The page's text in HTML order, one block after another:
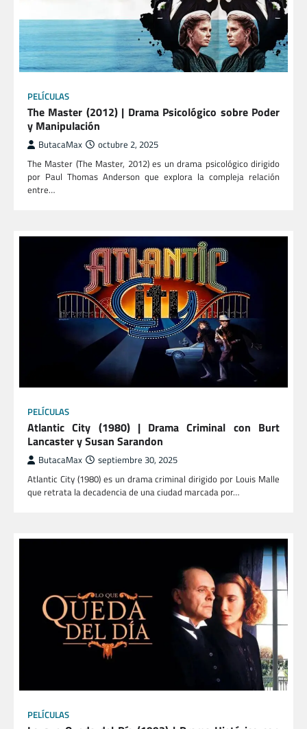
PELÍCULAS
The Master (2012) | Drama Psicológico sobre Poder
y Manipulación
ButacaMax octubre 2, 2025
The Master (The Master, 2012) es un drama psicológico dirigido
por Paul Thomas Anderson que explora la compleja relación
entre…
PELÍCULAS
Atlantic City (1980) | Drama Criminal con Burt
Lancaster y Susan Sarandon
ButacaMax septiembre 30, 2025
Atlantic City (1980) es un drama criminal dirigido por Louis Malle
que retrata la decadencia de una ciudad marcada por…
PELÍCULAS